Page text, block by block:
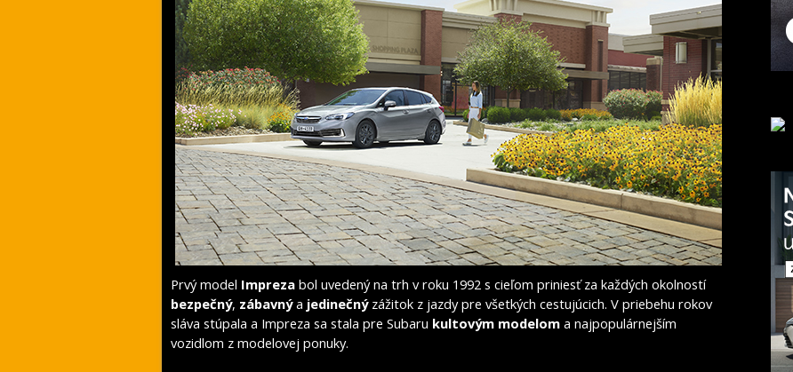
Prvý model Impreza bol uvedený na trh v roku 1992 s cieľom priniesť za každých okolností
bezpečný, zábavnýa jedinečnýzážitok z jazdy pre všetkých cestujúcich. V priebehu rokov
sláva stúpala a Impreza sa stala pre Subaru kultovým modelom a najpopulárnejším
vozidlom z modelovej ponuky.